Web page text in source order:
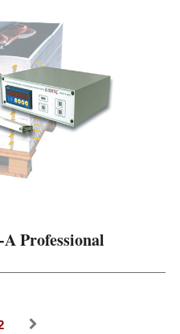
Professional